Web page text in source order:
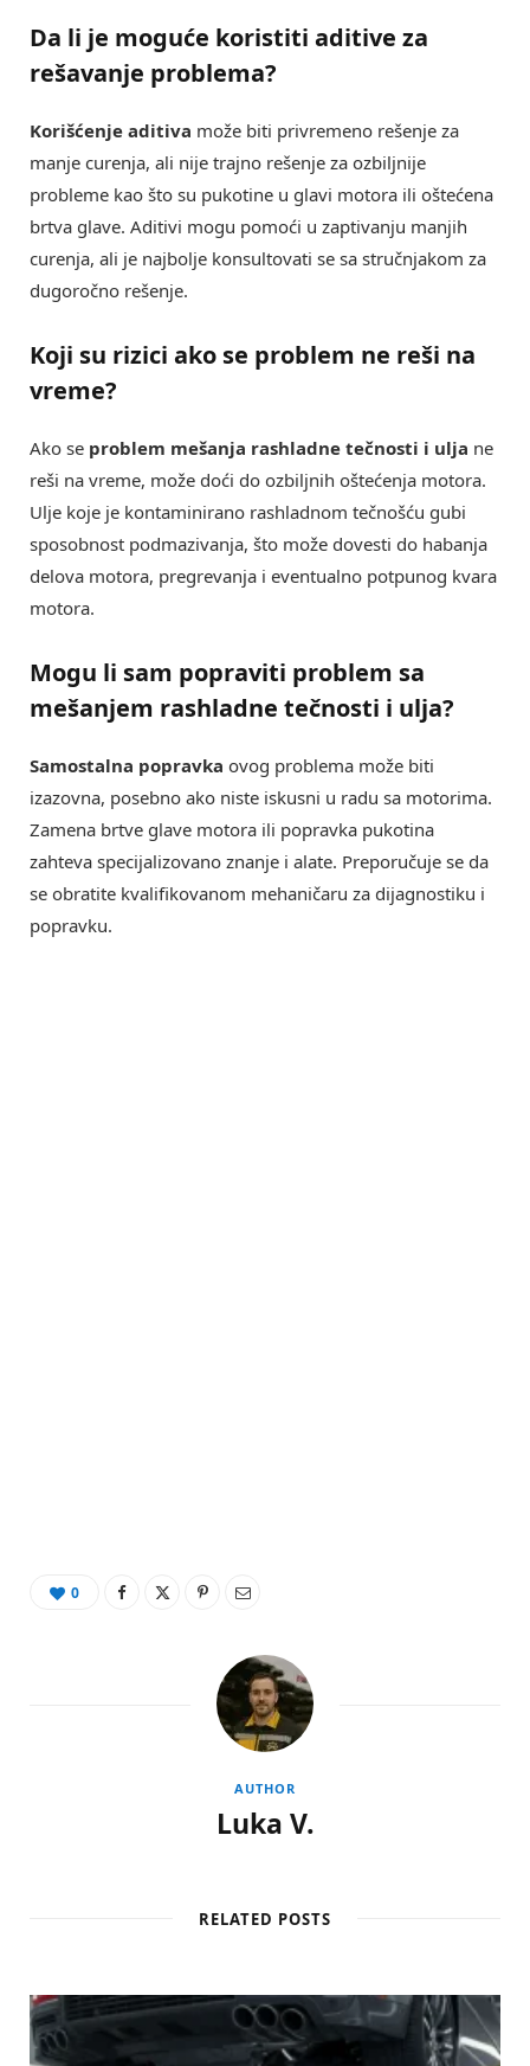
Da li je moguće koristiti aditive za
rešavanje problema?
Korišćenje aditiva može biti privremeno rešenje za
manje curenja, ali nije trajno rešenje za ozbiljnije
probleme kao što su pukotine u glavi motora ili oštećena
brtva glave. Aditivi mogu pomoći u zaptivanju manjih
curenja, ali je najbolje konsultovati se sa stručnjakom za
dugoročno rešenje.
Koji su rizici ako se problem ne reši na
vreme?
Ako se problem mešanja rashladne tečnosti i ulja ne
reši na vreme, može doći do ozbiljnih oštećenja motora.
Ulje koje je kontaminirano rashladnom tečnošću gubi
sposobnost podmazivanja, što može dovesti do habanja
delova motora, pregrevanja i eventualno potpunog kvara
motora.
Mogu li sam popraviti problem sa
mešanjem rashladne tečnosti i ulja?
Samostalna popravka ovog problema može biti
izazovna, posebno ako niste iskusni u radu sa motorima.
Zamena brtve glave motora ili popravka pukotina
zahteva specijalizovano znanje i alate. Preporučuje se da
se obratite kvalifikovanom mehaničaru za dijagnostiku i
popravku.
0
AUTHOR
Luka V.
RELATED POSTS